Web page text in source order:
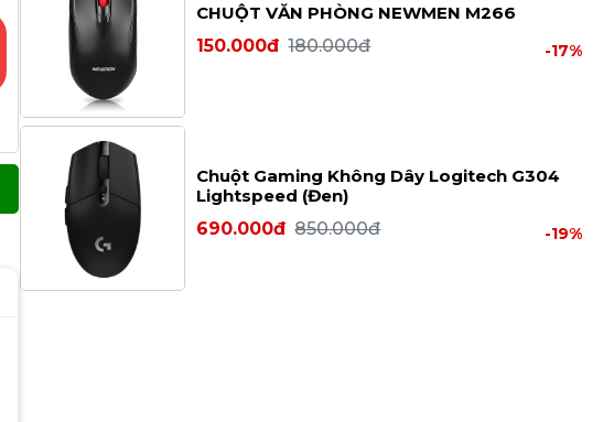
CHUỘT VĂN PHÒNG NEWMEN M266
150.000đ 180.000đ -17%
Chuột Gaming Không Dây Logitech G304
Lightspeed (Đen)
690.000đ 850.000đ -19%